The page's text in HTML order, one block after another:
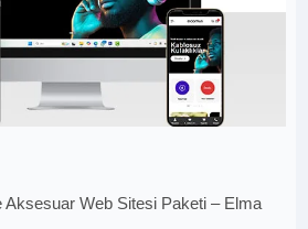
Aksesuar Web Sitesi Paketi – Elma